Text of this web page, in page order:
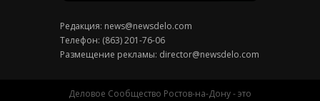
Редакция: news@newsdelo.com
Телефон: (863) 201-76-06
Размещение рекламы: director@newsdelo.com
Деловое Сообщество Ростов-на-Дону - это